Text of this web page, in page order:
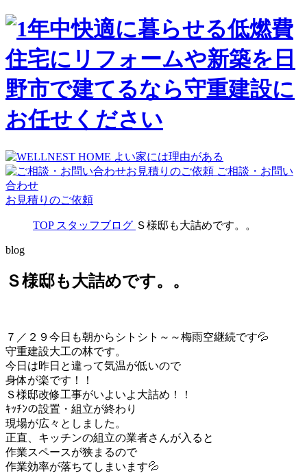
ご相談・お問い
合わせ
お見積りのご依頼
TOP スタッフブログ Ｓ様邸も大詰めです。。
blog
Ｓ様邸も大詰めです。。
７／２９今日も朝からシトシト～～梅雨空継続です💦
守重建設大工の林です。
今日は昨日と違って気温が低いので
身体が楽です！！
Ｓ様邸改修工事がいよいよ大詰め！！
ｷｯﾁﾝの設置・組立が終わり
現場が広々としました。
正直、キッチンの組立の業者さんが入ると
作業スペースが狭まるので
作業効率が落ちてしまいます💦